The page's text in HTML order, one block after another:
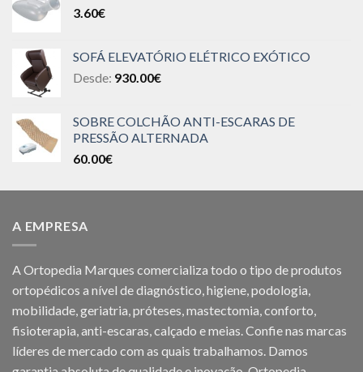
3.60€
SOFÁ ELEVATÓRIO ELÉTRICO EXÓTICO
Desde: 930.00€
SOBRE COLCHÃO ANTI-ESCARAS DE
PRESSÃO ALTERNADA
60.00€
A EMPRESA
A Ortopedia Marques comercializa todo o tipo de produtos
ortopédicos a nível de diagnóstico, higiene, podologia,
mobilidade, geriatria, próteses, mastectomia, conforto,
fisioterapia, anti-escaras, calçado e meias. Confie nas marcas
líderes de mercado com as quais trabalhamos. Damos